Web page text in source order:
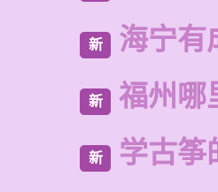
新 海宁有
新 福州哪
新 学古筝